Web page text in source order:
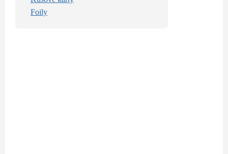
Foily